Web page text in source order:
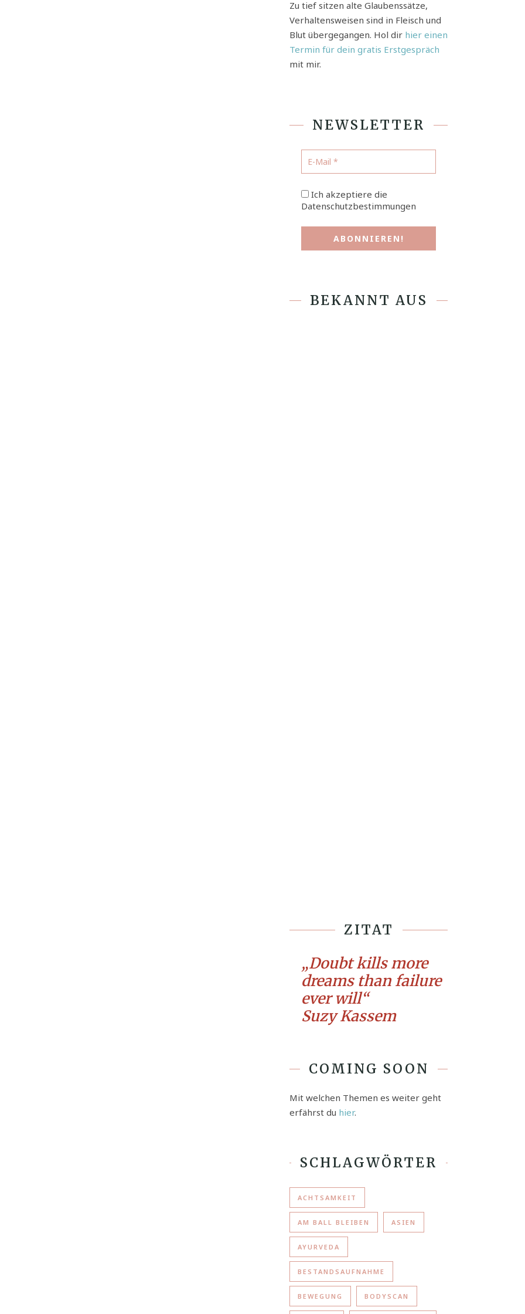
Zu tief sitzen alte Glaubenssätze,
Verhaltensweisen sind in Fleisch und
Blut übergegangen. Hol dir hier einen
Termin für dein gratis Erstgespräch
mit mir.
NEWSLETTER
Ich akzeptiere die
Datenschutzbestimmungen
BEKANNT AUS
ZITAT
„Doubt kills more
dreams than failure
ever will“
Suzy Kassem
COMING SOON
Mit welchen Themen es weiter geht
erfährst du hier.
SCHLAGWÖRTER
ACHTSAMKEIT
AM BALL BLEIBEN ASIEN
AYURVEDA
BESTANDSAUFNAHME
BEWEGUNG BODYSCAN